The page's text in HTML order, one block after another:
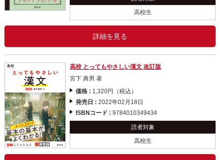
高校生
詳細を見る
高校 とってもやさしい漢文 改訂版
宮下 典男 著
価格 : 1,320円（税込）
発売日 :2022年02月18日
ISBNコード :9784010349434
読者対象
高校生